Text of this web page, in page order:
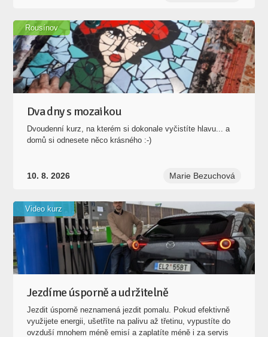
Dva dny s mozaikou
Dvoudenní kurz, na kterém si dokonale vyčistíte hlavu... a
domů si odnesete něco krásného :-)
10. 8. 2026 Marie Bezuchová
Rousínov
Jezdíme úsporně a udržitelně
Jezdit úsporně neznamená jezdit pomalu. Pokud efektivně
využijete energii, ušetříte na palivu až třetinu, vypustíte do
ovzduší mnohem méně emisí a zaplatíte méně i za servis
Video kurz